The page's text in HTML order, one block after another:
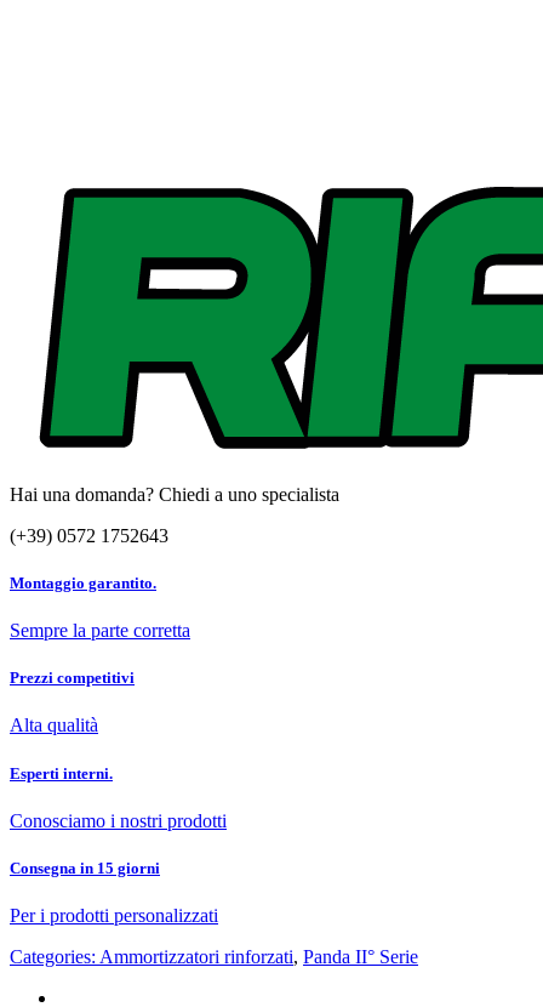
Hai una domanda? Chiedi a uno specialista
(+39) 0572 1752643
Montaggio garantito.
Sempre la parte corretta
Prezzi competitivi
Alta qualità
Esperti interni.
Conosciamo i nostri prodotti
Consegna in 15 giorni
Per i prodotti personalizzati
Categories: Ammortizzatori rinforzati, Panda II° Serie